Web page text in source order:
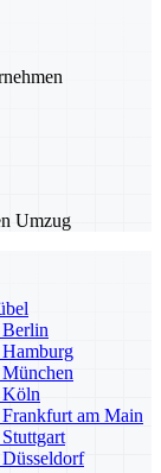
Umzug
Köln
am Main